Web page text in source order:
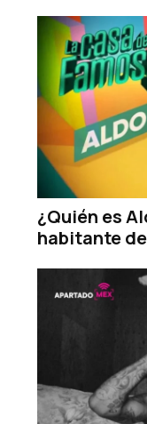
¿Quién es
habitante